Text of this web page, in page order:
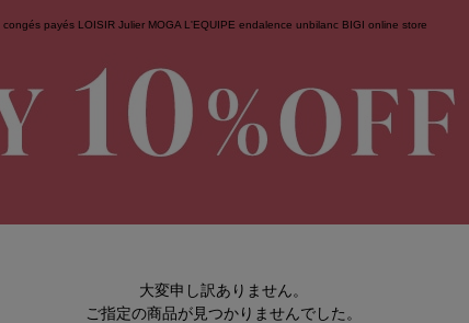
congés payés LOISIR Julier MOGA L'EQUIPE endalence unbilanc BIGI online store
大変申し訳ありません。
ご指定の商品が見つかりませんでした。